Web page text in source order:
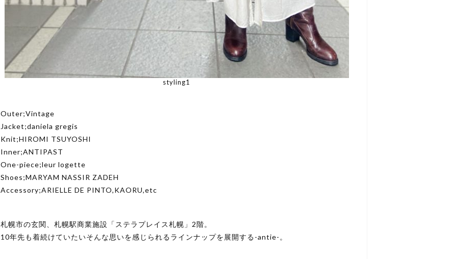
styling1
Outer;Vintage
Jacket;daniela gregis
Knit;HIROMI TSUYOSHI
Inner;ANTIPAST
One-piece;leur logette
Shoes;MARYAM NASSIR ZADEH
Accessory;ARIELLE DE PINTO,KAORU,etc
札幌市の玄関、札幌駅商業施設「ステラプレイス札幌」2階。
10年先も着続けていたいそんな思いを感じられるラインナップを展開する-antie-。